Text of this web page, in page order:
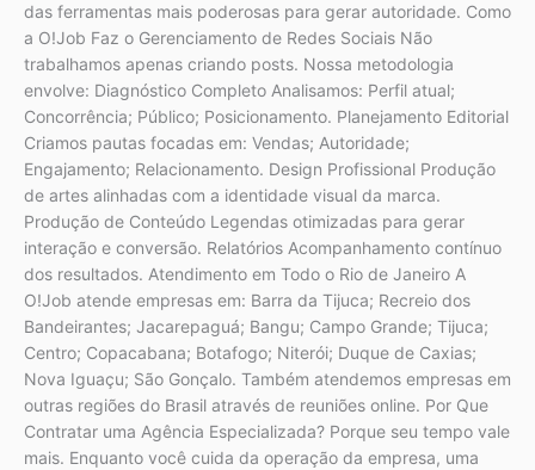
das ferramentas mais poderosas para gerar autoridade. Como
a O!Job Faz o Gerenciamento de Redes Sociais Não
trabalhamos apenas criando posts. Nossa metodologia
envolve: Diagnóstico Completo Analisamos: Perfil atual;
Concorrência; Público; Posicionamento. Planejamento Editorial
Criamos pautas focadas em: Vendas; Autoridade;
Engajamento; Relacionamento. Design Profissional Produção
de artes alinhadas com a identidade visual da marca.
Produção de Conteúdo Legendas otimizadas para gerar
interação e conversão. Relatórios Acompanhamento contínuo
dos resultados. Atendimento em Todo o Rio de Janeiro A
O!Job atende empresas em: Barra da Tijuca; Recreio dos
Bandeirantes; Jacarepaguá; Bangu; Campo Grande; Tijuca;
Centro; Copacabana; Botafogo; Niterói; Duque de Caxias;
Nova Iguaçu; São Gonçalo. Também atendemos empresas em
outras regiões do Brasil através de reuniões online. Por Que
Contratar uma Agência Especializada? Porque seu tempo vale
mais. Enquanto você cuida da operação da empresa, uma